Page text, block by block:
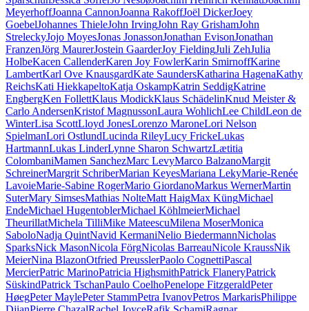
MeyerhoffJoanna CannonJoanna RakoffJoël DickerJoey
GoebelJohannes ThieleJohn IrvingJohn Ray GrishamJohn
StreleckyJojo MoyesJonas JonassonJonathan EvisonJonathan
FranzenJörg MaurerJostein GaarderJoy FieldingJuli ZehJulia
HolbeKacen CallenderKaren Joy FowlerKarin SmirnoffKarine
LambertKarl Ove KnausgardKate SaundersKatharina HagenaKathy
ReichsKati HiekkapeltoKatja OskampKatrin SeddigKatrine
EngbergKen FollettKlaus ModickKlaus SchädelinKnud Meister &
Carlo AndersenKristof MagnussonLaura WohlichLee ChildLeon de
WinterLisa ScottLloyd JonesLorenzo MaroneLori Nelson
SpielmanLori OstlundLucinda RileyLucy FrickeLukas
HartmannLukas LinderLynne Sharon SchwartzLætitia
ColombaniMamen SanchezMarc LevyMarco BalzanoMargit
SchreinerMargrit SchriberMarian KeyesMariana LekyMarie-Renée
LavoieMarie-Sabine RogerMario GiordanoMarkus WernerMartin
SuterMary SimsesMathias NolteMatt HaigMax KüngMichael
EndeMichael HugentoblerMichael KöhlmeierMichael
TheurillatMichela TilliMike MateescuMilena MoserMonica
SaboloNadja QuintNavid KermaniNelio BiedermannNicholas
SparksNick MasonNicola FörgNicolas BarreauNicole KraussNik
MeierNina BlazonOtfried PreusslerPaolo CognettiPascal
MercierPatric MarinoPatricia HighsmithPatrick FlaneryPatrick
SüskindPatrick TschanPaulo CoelhoPenelope FitzgeraldPeter
HøegPeter MaylePeter StammPetra IvanovPetros MarkarisPhilippe